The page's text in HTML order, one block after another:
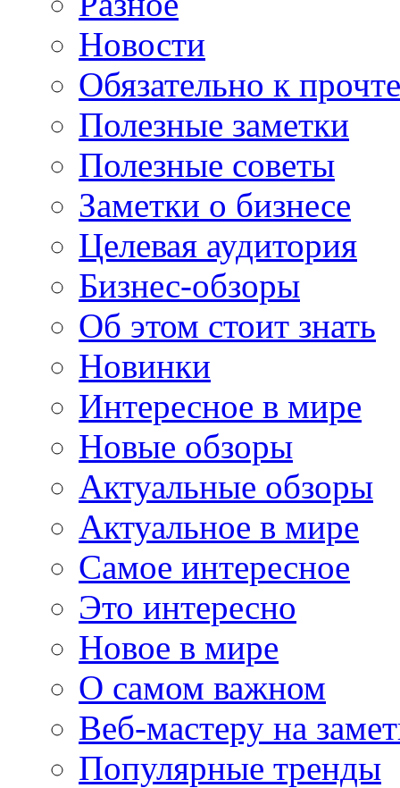
Новости
Обязательно к
Полезные заметки
Полезные советы
Заметки о бизнесе
Целевая аудитория
Бизнес-обзоры
Об этом стоит знать
Новинки
Интересное в мире
Новые обзоры
Актуальные обзоры
Актуальное в мире
Самое интересное
Это интересно
Новое в мире
О самом важном
Веб-мастеру на
Популярные тренды